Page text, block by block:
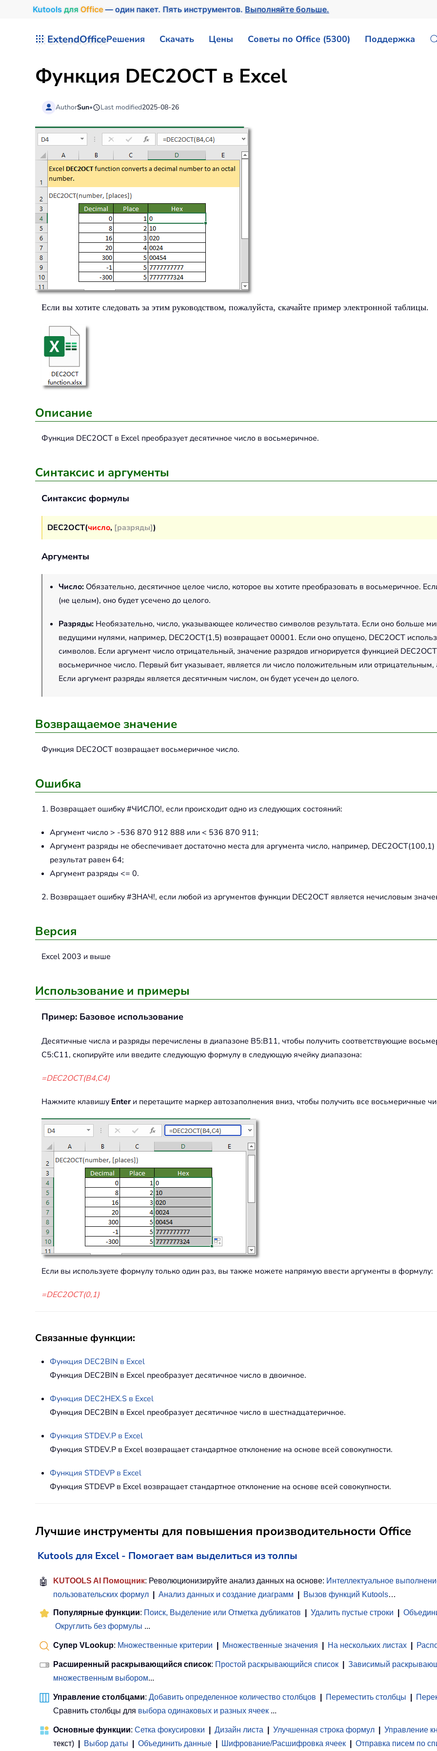
Kutools для Office— один пакет. Пять инструментов.Выполняйте больше.
ExtendOfficeРешения Скачать Цены Советы по Office (5300) Поддержка
Функция DEC2OCT в Excel
AuthorSun• Last modified2025-08-26
Если вы хотите следовать за этим руководством, пожалуйста, скачайте пример электронной таблицы.
Описание
Функция DEC2OCT в Excel преобразует десятичное число в восьмеричное.
Синтаксис и аргументы
Синтаксис формулы
DEC2OCT(число, [разряды])
Аргументы
Число: Обязательно, десятичное целое число, которое вы хотите преобразовать в восьмеричное.
(не целым), оно будет усечено до целого.
Разряды: Необязательно, число, указывающее количество символов результата. Если оно больше
ведущими нулями, например, DEC2OCT(1,5) возвращает 00001. Если оно опущено, DEC2OCT
символов. Если аргумент число отрицательный, значение разрядов игнорируется функцией
восьмеричное число. Первый бит указывает, является ли число положительным или
Если аргумент разряды является десятичным числом, он будет усечен до целого.
Возвращаемое значение
Функция DEC2OCT возвращает восьмеричное число.
Ошибка
1. Возвращает ошибку #ЧИСЛО!, если происходит одно из следующих состояний:
Аргумент число > -536 870 912 888 или < 536 870 911;
Аргумент разряды не обеспечивает достаточно места для аргумента число, например,
результат равен 64;
Аргумент разряды <= 0.
2. Возвращает ошибку #ЗНАЧ!, если любой из аргументов функции DEC2OCT является нечисловым
Версия
Excel 2003 и выше
Использование и примеры
Пример: Базовое использование
Десятичные числа и разряды перечислены в диапазоне B5:B11, чтобы получить соответствующие
C5:C11, скопируйте или введите следующую формулу в следующую ячейку диапазона:
=DEC2OCT(B4,C4)
Нажмите клавишу Enterи перетащите маркер автозаполнения вниз, чтобы получить все восьмеричные
Если вы используете формулу только один раз, вы также можете напрямую ввести аргументы в формулу:
=DEC2OCT(0,1)
Связанные функции:
Функция DEC2BIN в Excel
Функция DEC2BIN в Excel преобразует десятичное число в двоичное.
Функция DEC2HEX.S в Excel
Функция DEC2BIN в Excel преобразует десятичное число в шестнадцатеричное.
Функция STDEV.P в Excel
Функция STDEV.P в Excel возвращает стандартное отклонение на основе всей совокупности.
Функция STDEVP в Excel
Функция STDEVP в Excel возвращает стандартное отклонение на основе всей совокупности.
Лучшие инструменты для повышения производительности Office
Kutools для Excel - Помогает вам выделиться из толпы
🤖 KUTOOLS AI Помощник: Революционизируйте анализ данных на основе: Интеллектуальное
пользовательских формул
Анализ данных и создание диаграмм Вызов функций Kutools…
Популярные функции: Поиск, Выделение или Отметка дубликатов Удалить пустые строки
Округлить без формулы ...
Супер VLookup: Множественные критерии Множественные значения На нескольких листах
Расширенный раскрывающийся список: Простой раскрывающийся список
Зависимый
множественным выбором...
Управление столбцами: Добавить определенное количество столбцов Переместить столбцы
Сравнить столбцы для выбора одинаковых и разных ячеек ...
Основные функции: Сетка фокусировки Дизайн листа Улучшенная строка формул
Управление
текст)
Выбор даты Объединить данные Шифрование/Расшифровка ячеек Отправка писем по